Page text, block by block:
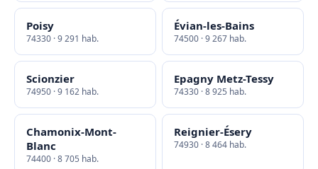
Poisy
74330 · 9 291 hab.
Évian-les-Bains
74500 · 9 267 hab.
Scionzier
74950 · 9 162 hab.
Epagny Metz-Tessy
74330 · 8 925 hab.
Chamonix-Mont-
Blanc
74400 · 8 705 hab.
Reignier-Ésery
74930 · 8 464 hab.